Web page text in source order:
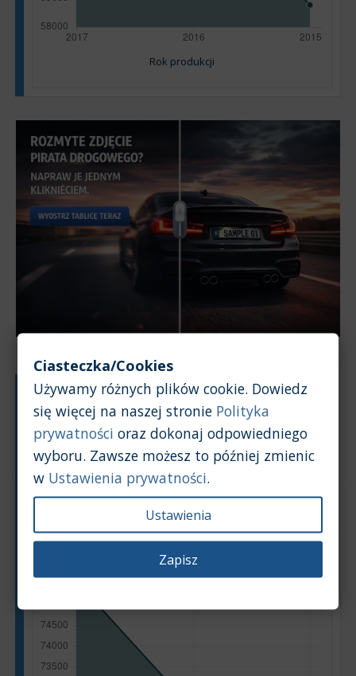
Rok produkcji
Typ silnika:
Benzyna
Pojemność silnika:5,0
Na podstawie: 14 ogłoszeń
Powrót na górę
Wykres Tabela
Średnia wartość rynkowa samochodu [PLN]
Ciasteczka/Cookies
Używamy różnych plików cookie. Dowiedz
się więcej na naszej stronie Polityka
prywatności oraz dokonaj odpowiedniego
wyboru. Zawsze możesz to później zmienic
w Ustawienia prywatności.
Ustawienia
Zapisz